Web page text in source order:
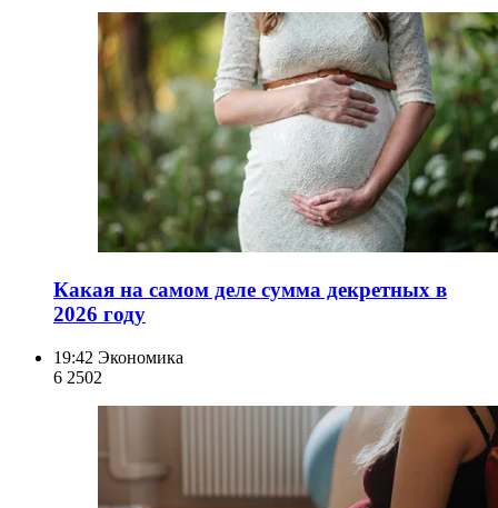
Какая на самом деле сумма декретных в
2026 году
19:42 Экономика
6 2502